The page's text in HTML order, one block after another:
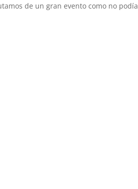
de un gran evento como no podía